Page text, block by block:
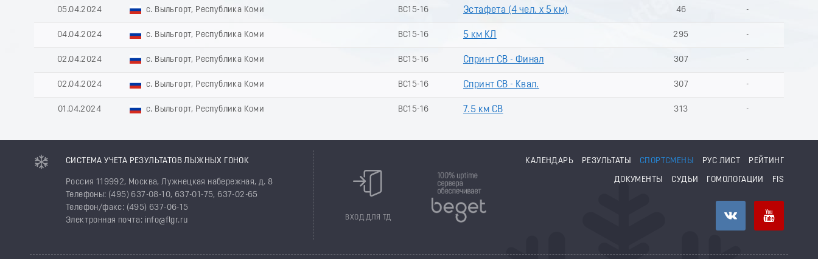
05.04.2024 с. Выльгорт, Республика Коми ВС15-16 Эстафета (4 чел. х 5 км) 46 -
04.04.2024 с. Выльгорт, Республика Коми ВС15-16 5 км КЛ 295 -
02.04.2024 с. Выльгорт, Республика Коми ВС15-16 Спринт СВ - Финал 307 -
02.04.2024 с. Выльгорт, Республика Коми ВС15-16 Спринт СВ - Квал. 307 -
01.04.2024 с. Выльгорт, Республика Коми ВС15-16 7.5 км СВ 313 -
СИСТЕМА УЧЕТА РЕЗУЛЬТАТОВ ЛЫЖНЫХ ГОНОК
Россия 119992, Москва, Лужнецкая набережная, д. 8
Телефоны: (495) 637-08-10, 637-01-75, 637-02-65
Телефон/факс: (495) 637-06-15
Электронная почта: info@flgr.ru
ВХОД ДЛЯ ТД
КАЛЕНДАРЬ РЕЗУЛЬТАТЫ СПОРТСМЕНЫ РУС ЛИСТ РЕЙТИНГ
ДОКУМЕНТЫ СУДЬИ ГОМОЛОГАЦИИ FIS